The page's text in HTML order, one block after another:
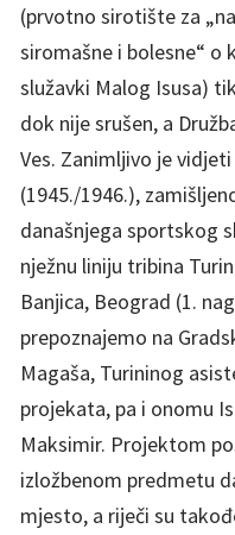
(prvotno sirotište za
siromašne i bolesne“ o
služavki Malog Isusa)
dok nije srušen, a
Ves. Zanimljivo je
(1945./1946.),
današnjega sportskog
nježnu liniju tribina
Banjica, Beograd (1.
prepoznajemo na
Magaša, Turininog
projekata, pa i onomu
Maksimir. Projektom
izložbenom predmetu
mjesto, a riječi su